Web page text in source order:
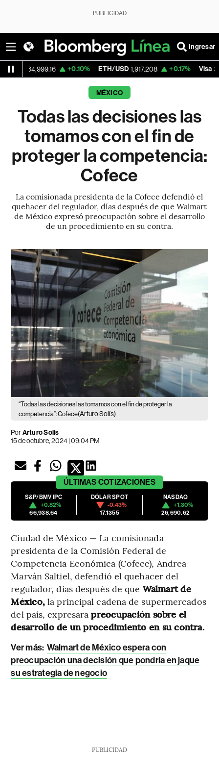
PUBLICIDAD
Ingresar
+0.10% ETH/USD 1,917.208 +0.17% Visa 362.50 -
MÉXICO
Todas las decisiones las
tomamos con el fin de
proteger la competencia:
Cofece
La comisionada presidenta de la Cofece defendió el
quehacer del regulador, días después de que Walmart
de México expresó preocupación sobre el desarrollo
de un procedimiento en su contra.
“Todas las decisiones las tomamos con el fin de proteger la
competencia”: Cofece(Arturo Solís)
PorArturo Solís
15 de octubre, 2024 | 09:04 PM
ÚLTIMAS COTIZACIONES
S&P/BMV IPC
+0.82%
66,938.64
DÓLAR SPOT
-0.43%
17.1355
NASDAQ
+1.30%
26,690.62
Ciudad de México — La comisionada
presidenta de la Comisión Federal de
Competencia Económica (Cofece), Andrea
Marván Saltiel, defendió el quehacer del
regulador, días después de que Walmart de
México, la principal cadena de supermercados
del país, expresarapreocupación sobre el
desarrollo de un procedimiento en su contra.
Ver más: Walmart de México espera con
preocupación una decisión que pondría en jaque
su estrategia de negocio
PUBLICIDAD